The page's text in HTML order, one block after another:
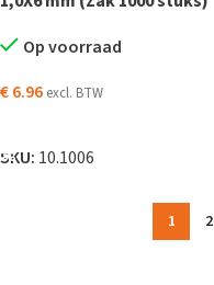
Op voorraad
€6.96 excl. BTW
SKU: 10.1006
1 2